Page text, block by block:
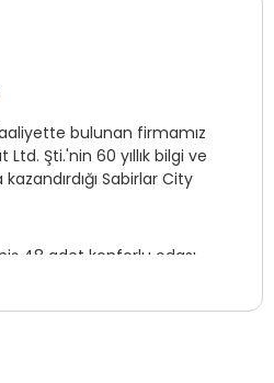
bulunan firmamız
Ltd. Şti.'nin 60 yıllık bilgi ve
Sabirlar City
48 adet konforlu odası,
döşenmiş restoranımızda;